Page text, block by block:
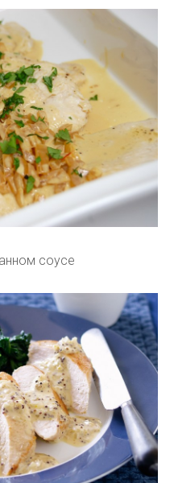
соусе